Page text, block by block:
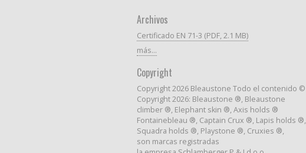
Archivos
Certificado EN 71-3 (PDF, 2.1 MB)
más...
Copyright
Copyright 2026 Bleaustone Todo el contenido ©
Copyright 2026: Bleaustone ®, Bleaustone
climber ®, Elephant skin ®, Axis holds ®
Fontainebleau ®, Captain Crux ®, Lapis holds ®,
Squadra holds ®, Playstone ®, Cruxies ®,
son marcas registradas